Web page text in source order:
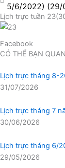
5/6/2022) (29/
Lịch trực tuần
Facebook
CÓ THỂ BẠN
Lịch trực tháng 8-
31/07/2026
Lịch trực tháng 7
30/06/2026
Lịch trực tháng 6/
29/05/2026